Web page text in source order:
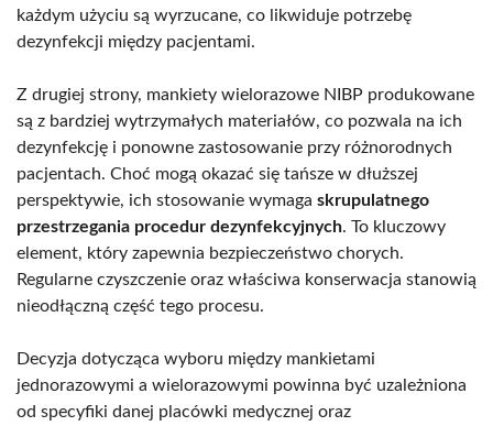
każdym użyciu są wyrzucane, co likwiduje potrzebę
dezynfekcji między pacjentami.
Z drugiej strony, mankiety wielorazowe NIBP produkowane
są z bardziej wytrzymałych materiałów, co pozwala na ich
dezynfekcję i ponowne zastosowanie przy różnorodnych
pacjentach. Choć mogą okazać się tańsze w dłuższej
perspektywie, ich stosowanie wymaga skrupulatnego
przestrzegania procedur dezynfekcyjnych. To kluczowy
element, który zapewnia bezpieczeństwo chorych.
Regularne czyszczenie oraz właściwa konserwacja stanowią
nieodłączną część tego procesu.
Decyzja dotycząca wyboru między mankietami
jednorazowymi a wielorazowymi powinna być uzależniona
od specyfiki danej placówki medycznej oraz